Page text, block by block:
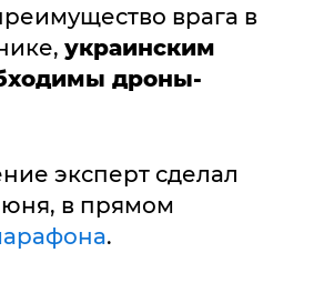
врага в
украинским
дроны-
эксперт сделал
в прямом
.